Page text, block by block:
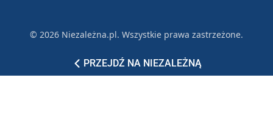
PRZEJDŹ NA NIEZALEŻNĄ
© 2026 Niezależna.pl. Wszystkie prawa zastrzeżone.
PatronatReklama Polityka prywatności